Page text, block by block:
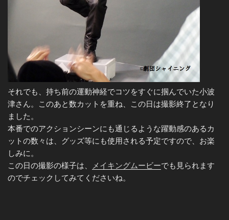
それでも、持ち前の運動神経でコツをすぐに掴んでいた小波
津さん。このあと数カットを重ね、この日は撮影終了となり
ました。
本番でのアクションシーンにも通じるような躍動感のあるカ
ットの数々は、グッズ等にも使用される予定ですので、お楽
しみに。
この日の撮影の様子は、
メイキングムービーでも見られます
のでチェックしてみてくださいね。